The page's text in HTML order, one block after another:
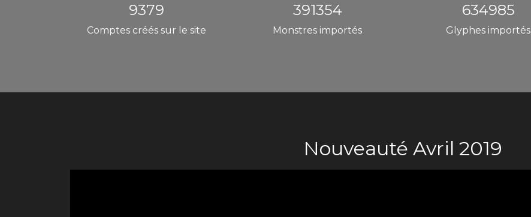
9379
Comptes créés sur le site
391354
Monstres importés
634985
Glyphes importés
Nouveauté Avril 2019